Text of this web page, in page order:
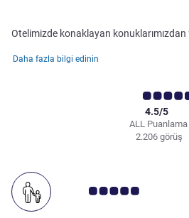
Otelimizde konaklayan
Daha fazla bilgi edinin
ALL Puanlama
4.5/5
2.206 görüş
Avis müşterileri puanı